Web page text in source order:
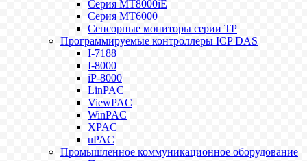
Серия MT8000iE
Серия MT6000
Сенсорные мониторы серии TP
Программируемые контроллеры ICP DAS
I-7188
I-8000
iP-8000
LinPAC
ViewPAC
WinPAC
XPAC
uPAC
Промышленное коммуникационное оборудование